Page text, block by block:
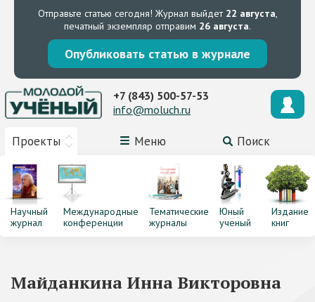
Отправьте статью сегодня! Журнал выйдет 22 августа,
печатный экземпляр отправим 26 августа.
Опубликовать статью в журнале
Проекты Меню Поиск
+7 (843) 500-57-53
info@moluch.ru
Научный
журнал
Международные
конференции
Тематические
журналы
Юный
ученый
Издание
книг
Майданкина Инна Викторовна